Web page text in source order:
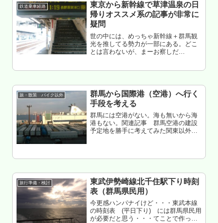
鉄道乗車経路
東京から新幹線で草津温泉の日
帰りオススメ系の記事が非常に
疑問
世の中には、めっちゃ新幹線＋群馬観
光を推してる勢力が一部にある。どこ
とは言わないが、まーお察しだ
ろ机上の...
旅・散策 バイク以外
群馬から国際港（空港）へ行く
手段を考える
群馬には空港がない。海も無いから海
港もない。関連記事 群馬空港の建設
予定地を勝手に考えてみた関東以外の
旅行準備・検討
東武伊勢崎線北千住駅下り時刻
表（群馬県民用）
今更感ハンパナイけど・・・東武本線
の時刻表 (平日下り) には群馬県民用
が必要だと思う・・・てことで作って